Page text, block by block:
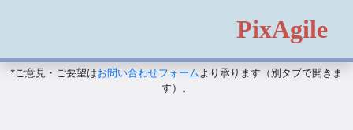
PixAgile
*ご意見・ご要望はお問い合わせフォームより承ります（別タブで開きま
す）。